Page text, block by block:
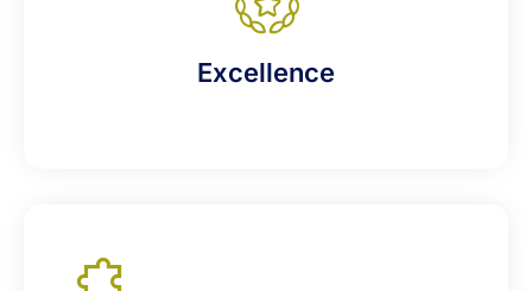
Excellence